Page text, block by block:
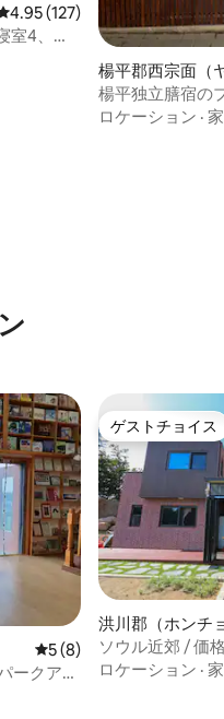
ビュー127件、5つ星中4.95
4.95 (127)
室4、ホ
楊平郡西宗面（
ん、ソジョンミ
ション
楊平独立膳宿の
自然の香りと一
ロケーション ·
レビュー8件、5つ星中5
5 (8)
ークアマ
ロラン
ゲストチョイス
ゲストチョイス
洪川郡（ホンチ
ペンション
ソウル近郊 / 価
ィパークまで5
ロケーション ·